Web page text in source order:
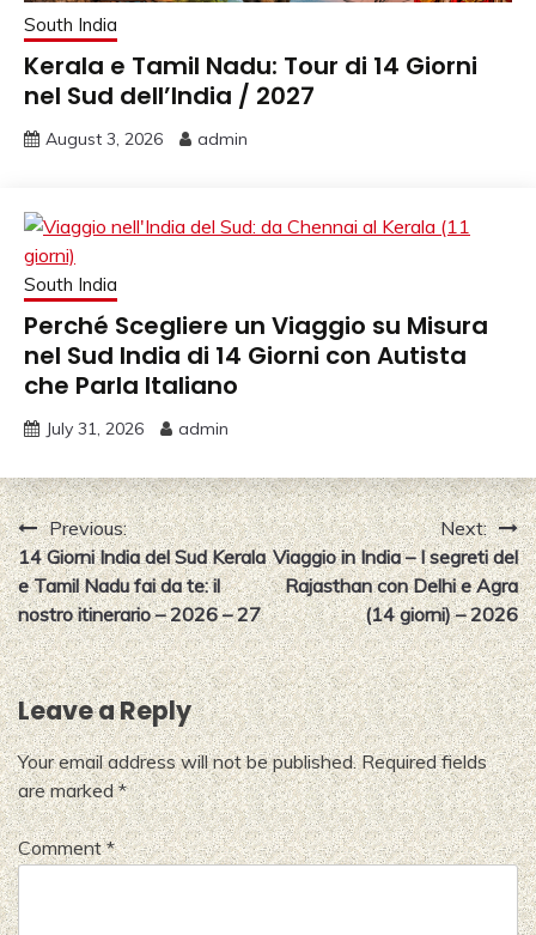
South India
Kerala e Tamil Nadu: Tour di 14 Giorni
nel Sud dell’India / 2027
August 3, 2026 admin
South India
Perché Scegliere un Viaggio su Misura
nel Sud India di 14 Giorni con Autista
che Parla Italiano
July 31, 2026 admin
Post
navigation
Previous:
14 Giorni India del Sud Kerala
e Tamil Nadu fai da te: il
nostro itinerario – 2026 – 27
Next:
Viaggio in India – I segreti del
Rajasthan con Delhi e Agra
(14 giorni) – 2026
Leave a Reply
Your email address will not be published. Required fields
are marked*
Comment*